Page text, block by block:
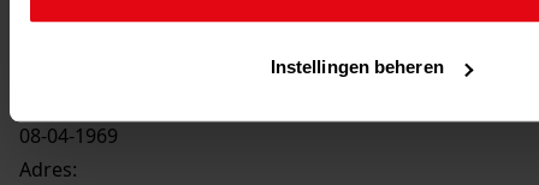
Instellingen beheren
08-04-1969
Adres: